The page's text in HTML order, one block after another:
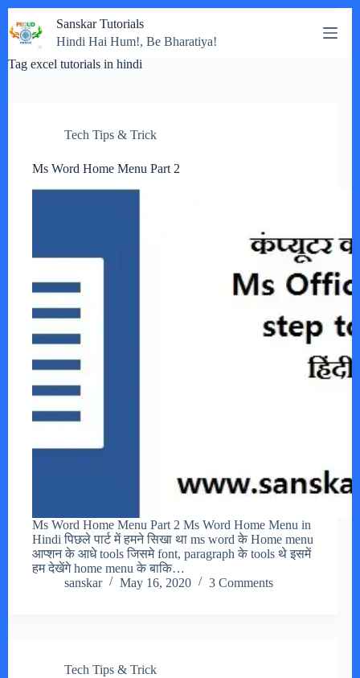
to
content
Sanskar Tutorials
Hindi Hai Hum!, Be Bharatiya!
Tag excel tutorials in hindi
Tech Tips & Trick
Ms Word Home Menu Part 2
Ms Word Home Menu Part 2 Ms Word Home Menu in
Hindi पिछले पार्ट में हमने सिखा था ms word के Home menu
आप्शन के आधे tools जिसमे font, paragraph के tools थे इसमें
हम देखेंगे home menu के बाकि…
sanskar
May 16, 2020 3 Comments
Tech Tips & Trick